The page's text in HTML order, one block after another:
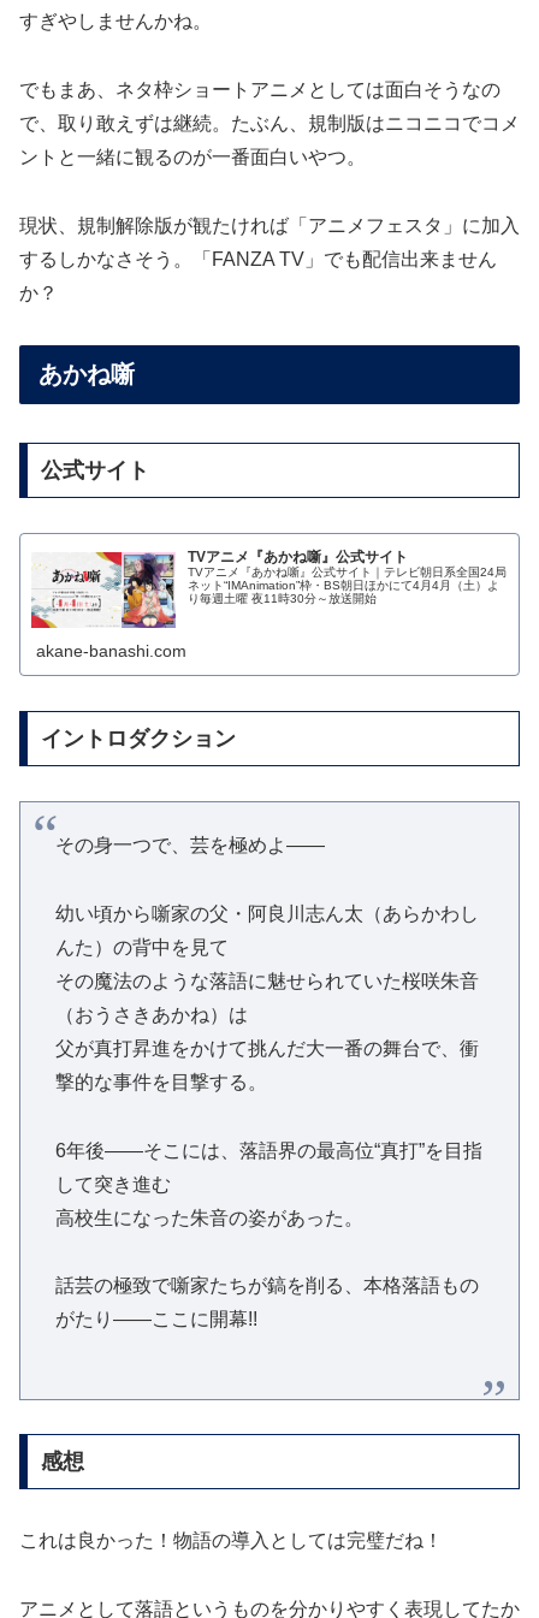
すぎやしませんかね。
でもまあ、ネタ枠ショートアニメとしては面白そうなの
で、取り敢えずは継続。たぶん、規制版はニコニコでコメ
ントと一緒に観るのが一番面白いやつ。
現状、規制解除版が観たければ「アニメフェスタ」に加入
するしかなさそう。「FANZA TV」でも配信出来ません
か？
あかね噺
公式サイト
TVアニメ『あかね噺』公式サイト
TVアニメ『あかね噺』公式サイト｜テレビ朝日系全国24局
ネット“IMAnimation”枠・BS朝日ほかにて4月4月（土）よ
り毎週土曜 夜11時30分～放送開始
akane-banashi.com
イントロダクション
その身一つで、芸を極めよ――
幼い頃から噺家の父・阿良川志ん太（あらかわし
んた）の背中を見て
その魔法のような落語に魅せられていた桜咲朱音
（おうさきあかね）は
父が真打昇進をかけて挑んだ大一番の舞台で、衝
撃的な事件を目撃する。
6年後――そこには、落語界の最高位“真打”を目指
して突き進む
高校生になった朱音の姿があった。
話芸の極致で噺家たちが鎬を削る、本格落語もの
がたり――ここに開幕!!
感想
これは良かった！物語の導入としては完璧だね！
アニメとして落語というものを分かりやすく表現してたか